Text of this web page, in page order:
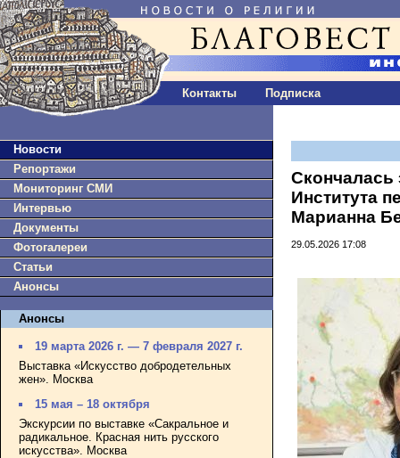
Контакты Подписка
Новости
Репортажи
Мониторинг СМИ
Интервью
Документы
Фотогалереи
Статьи
Анонсы
Анонсы
19 марта 2026 г. — 7 февраля 2027 г.
Выставка «Искусство добродетельных
жен». Москва
15 мая – 18 октября
Экскурсии по выставке «Сакральное и
радикальное. Красная нить русского
искусства». Москва
Скончалась
Института
Марианна
29.05.2026 17:08